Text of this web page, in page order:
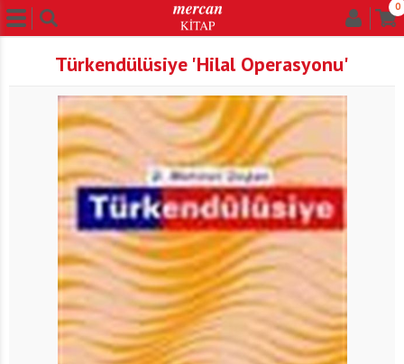
0
Türkendülüsiye 'Hilal Operasyonu'